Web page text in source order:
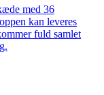
med 36
kan leveres
fuld samlet